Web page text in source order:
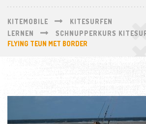
KITEMOBILE
KITESURFEN
LERNEN
SCHNUPPERKURS
FLYING TEUN MET BORDER